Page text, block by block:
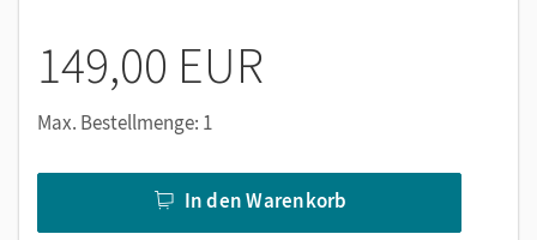
149,00 EUR
Max. Bestellmenge: 1
In den Warenkorb